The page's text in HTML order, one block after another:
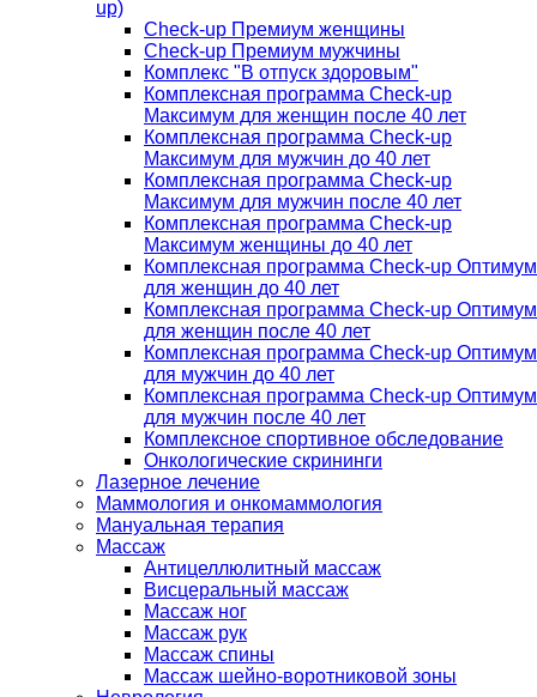
up)
Check-up Премиум женщины
Check-up Премиум мужчины
Комплекс "В отпуск здоровым"
Комплексная программа Check-up
Максимум для женщин после 40 лет
Комплексная программа Check-up
Максимум для мужчин до 40 лет
Комплексная программа Check-up
Максимум для мужчин после 40 лет
Комплексная программа Check-up
Максимум женщины до 40 лет
Комплексная программа Check-up Оптимум
для женщин до 40 лет
Комплексная программа Check-up Оптимум
для женщин после 40 лет
Комплексная программа Check-up Оптимум
для мужчин до 40 лет
Комплексная программа Check-up Оптимум
для мужчин после 40 лет
Комплексное спортивное обследование
Онкологические скрининги
Лазерное лечение
Маммология и онкомаммология
Мануальная терапия
Массаж
Антицеллюлитный массаж
Висцеральный массаж
Массаж ног
Массаж рук
Массаж спины
Массаж шейно-воротниковой зоны